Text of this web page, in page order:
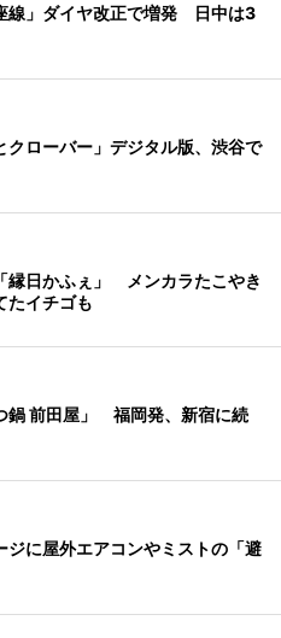
線」ダイヤ改正で増発 日中は3
クローバー」デジタル版、渋谷で
縁日かふぇ」 メンカラたこやき
たイチゴも
鍋 前田屋」 福岡発、新宿に続
ジに屋外エアコンやミストの「避